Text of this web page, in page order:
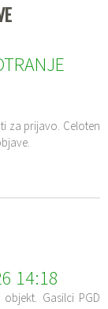
za prijavo. Celoten
14:18
Gasilci PGD